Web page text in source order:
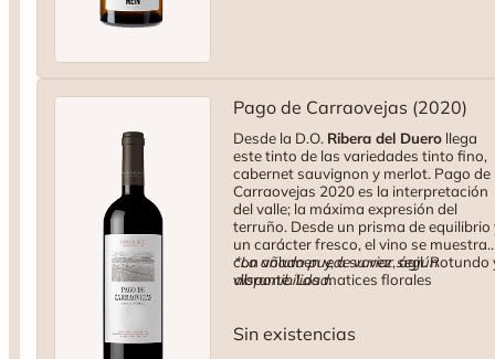
Pago de Carraovejas (2020)
Desde la D.O. Ribera del Duero llega
este tinto de las variedades tinto fino,
cabernet sauvignon y merlot. Pago de
Carraovejas 2020 es la interpretación
del valle; la máxima expresión del
terruño. Desde un prisma de equilibrio
un carácter fresco, el vino se muestra
con volumen y, a su vez, ágil. Rotundo
vibrante. Los matices florales
intensidad y estructura. Delicadeza en
*La añada puede variar según
disponibilidad.
Sin existencias